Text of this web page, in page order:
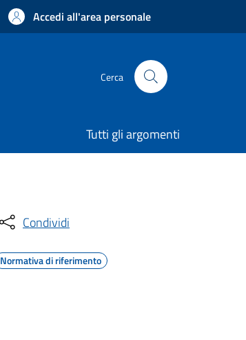
Accedi all'area personale
Cerca
Tutti gli argomenti
Condividi
Normativa di riferimento